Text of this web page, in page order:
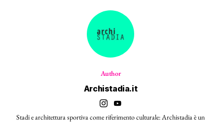
Author
Archistadia.it
Stadi e architettura sportiva come riferimento culturale: Archistadia è un